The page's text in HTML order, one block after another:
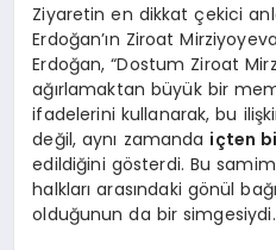
Ziyaretin en dikkat çekici
Erdoğan’ın Ziroat
Erdoğan, “Dostum Ziroat
ağırlamaktan büyük bir
ifadelerini kullanarak, bu
değil, aynı zamanda içten
edildiğini gösterdi. Bu
halkları arasındaki gönül
olduğunun da bir simgesiydi.